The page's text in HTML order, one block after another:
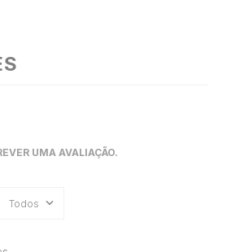
UMA AVALIAÇÃO.
Todos